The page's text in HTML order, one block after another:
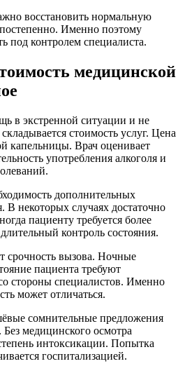
восстановить нормальную
Именно поэтому
под контролем специалиста.
медицинской
в экстренной ситуации и не
стоимость услуг. Цена
капельницы. Врач оценивает
употребления алкоголя и
дополнительных
В некоторых случаях достаточно
пациенту требуется более
контроль состояния.
срочность вызова. Ночные
пациента требуют
стороны специалистов. Именно
может отличаться.
сомнительные предложения
медицинского осмотра
интоксикации. Попытка
госпитализацией.